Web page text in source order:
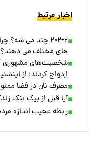
اخبار مرتبط
۲+۲×۲ چند می
های مختلف می دهند؟
شخصیت‌های مشهوری
ازدواج کردند؛ از
مصرف نان در فضا
آیا قبل از بیگ بنگ
رابطه عجیب اندازه